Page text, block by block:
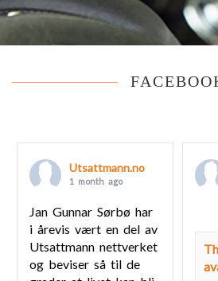
Utsattmann.no
1 month ago
Jan Gunnar Sørbø har
i årevis vært en del av
Utsattmann nettverket
og beviser så til de